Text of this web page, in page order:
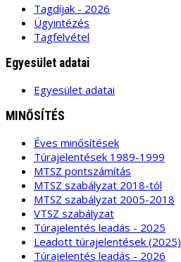
Tagdíjak - 2026
Ügyintézés
Tagfelvétel
Egyesület adatai
Egyesület adatai
MINŐSÍTÉS
Éves minősítések
Túrajelentések 1989-1999
MTSZ pontszámítás
MTSZ szabályzat 2018-tól
MTSZ szabályzat 2005-2018
VTSZ szabályzat
Túrajelentés leadás - 2025
Leadott túrajelentések (2025)
Túrajelentés leadás - 2026